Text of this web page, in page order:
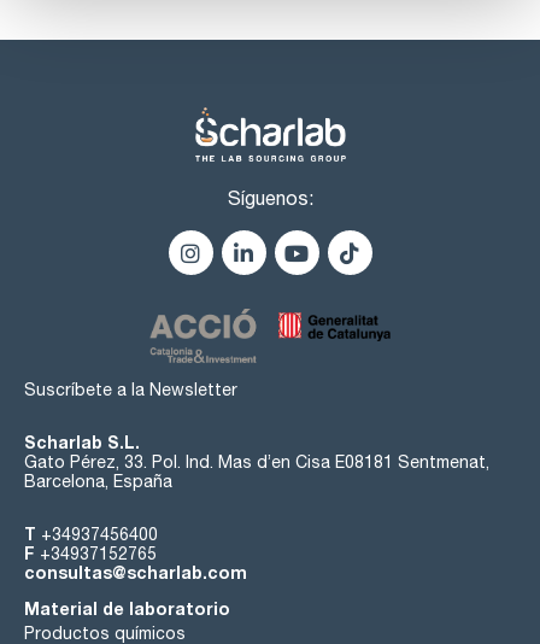
Síguenos:
Suscríbete a la Newsletter
Scharlab S.L.
Gato Pérez, 33. Pol. Ind. Mas d’en Cisa E08181 Sentmenat,
Barcelona, España
T +34937456400
F +34937152765
consultas@scharlab.com
Material de laboratorio
Productos químicos